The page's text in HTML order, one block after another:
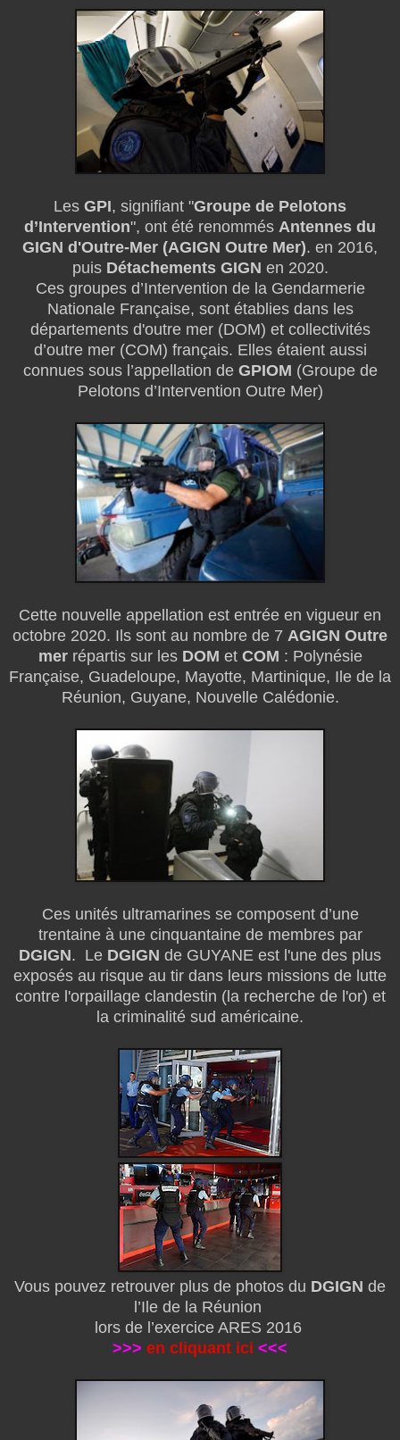
Les GPI, signifiant "Groupe de Pelotons
d’Intervention", ont été renommés Antennes du
GIGN d'Outre-Mer (AGIGN Outre Mer). en 2016,
puis Détachements GIGN en 2020.
Ces groupes d’Intervention de la Gendarmerie
Nationale Française, sont établies dans les
départements d'outre mer (DOM) et collectivités
d’outre mer (COM) français. Elles étaient aussi
connues sous l’appellation de GPIOM (Groupe de
Pelotons d’Intervention Outre Mer)
Cette nouvelle appellation est entrée en vigueur en
octobre 2020. Ils sont au nombre de 7 AGIGN Outre
mer répartis sur les DOM et COM : Polynésie
Française, Guadeloupe, Mayotte, Martinique, Ile de la
Réunion, Guyane, Nouvelle Calédonie.
Ces unités ultramarines se composent d’une
trentaine à une cinquantaine de membres par
DGIGN. Le DGIGN de GUYANE est l'une des plus
exposés au risque au tir dans leurs missions de lutte
contre l'orpaillage clandestin (la recherche de l'or) et
la criminalité sud américaine.
Vous pouvez retrouver plus de photos du DGIGN de
l’Ile de la Réunion
lors de l’exercice ARES 2016
>>> en cliquant ici <<<